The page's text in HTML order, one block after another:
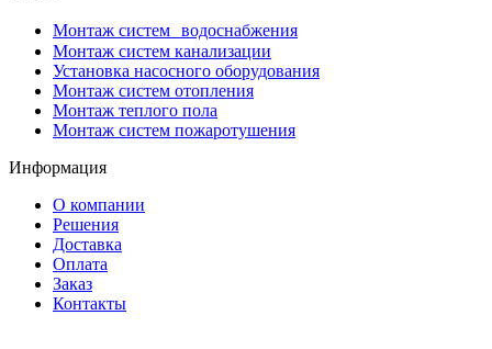
Монтаж систем водоснабжения
Монтаж систем канализации
Установка насосного оборудования
Монтаж систем отопления
Монтаж теплого пола
Монтаж систем пожаротушения
Информация
О компании
Решения
Доставка
Оплата
Заказ
Контакты